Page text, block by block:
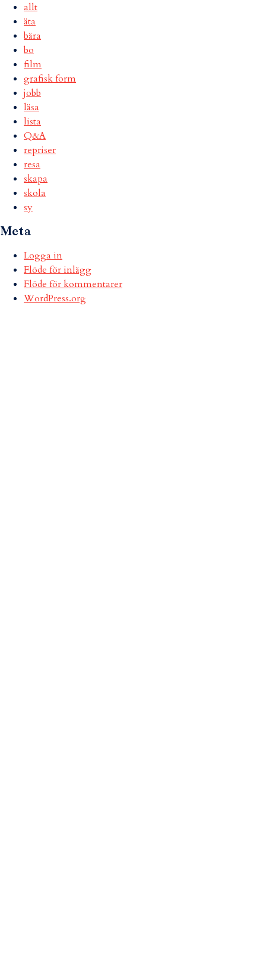
allt
äta
bära
bo
film
grafisk form
jobb
läsa
lista
Q&A
repriser
resa
skapa
skola
sy
Meta
Logga in
Flöde för inlägg
Flöde för kommentarer
WordPress.org